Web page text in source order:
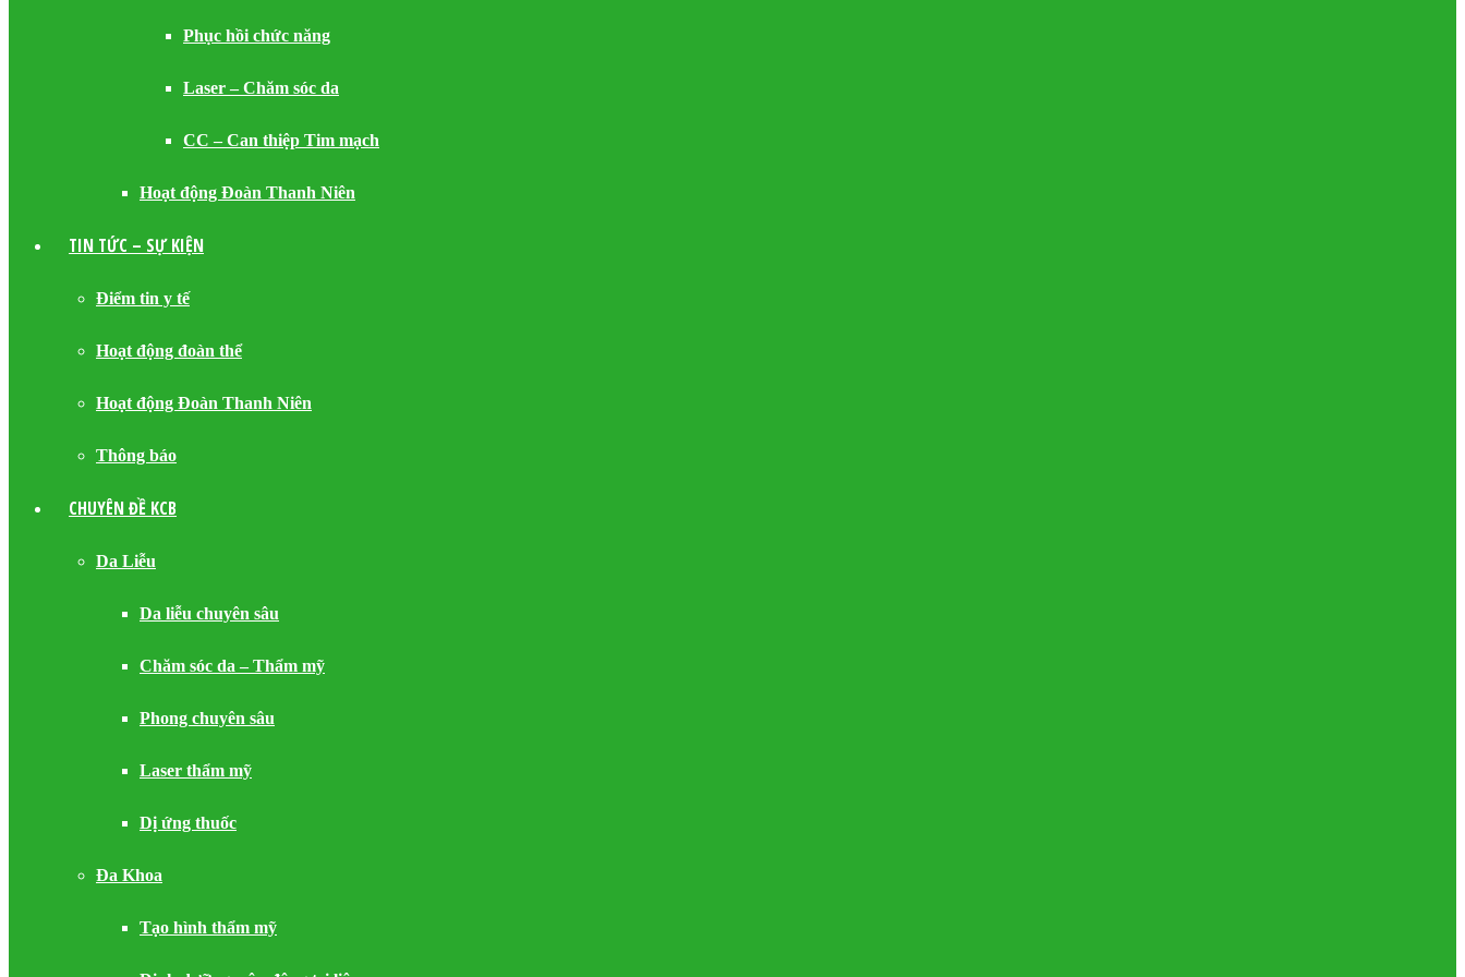
Phục hồi chức năng
Laser – Chăm sóc da
CC – Can thiệp Tim mạch
Hoạt động Đoàn Thanh Niên
TIN TỨC – SỰ KIỆN
Điểm tin y tế
Hoạt động đoàn thể
Hoạt động Đoàn Thanh Niên
Thông báo
CHUYÊN ĐỀ KCB
Da Liễu
Da liễu chuyên sâu
Chăm sóc da – Thẩm mỹ
Phong chuyên sâu
Laser thẩm mỹ
Dị ứng thuốc
Đa Khoa
Tạo hình thẩm mỹ